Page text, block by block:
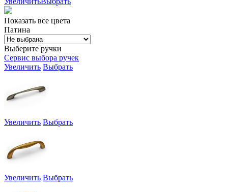
Показать все цвета
Патина
Выберите ручки
Сервис выбора ручек
Увеличить Выбрать
Увеличить Выбрать
Увеличить Выбрать